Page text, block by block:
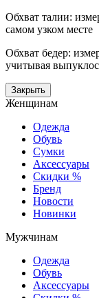
Обхват талии:
самом узком месте
Обхват бедер:
учитывая
Закрыть
Женщинам
Одежда
Обувь
Сумки
Аксессуары
Скидки %
Бренд
Новости
Новинки
Мужчинам
Одежда
Обувь
Аксессуары